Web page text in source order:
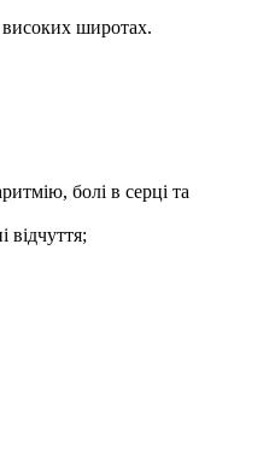
високих широтах.
болі в серці та
відчуття;